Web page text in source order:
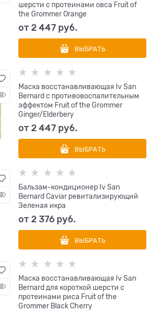
шерсти с протеинами овса Fruit of
the Grommer Orange
от2 447 руб.
ВЫБРАТЬ
Маска восстанавливающая Iv San
Bernard с противовоспалительным
эффектом Fruit of the Grommer
Ginger/Elderbery
от2 447 руб.
ВЫБРАТЬ
Бальзам-кондиционер Iv San
Bernard Caviar ревитализирующий
Зеленая икра
от2 376 руб.
ВЫБРАТЬ
Маска восстанавливающая Iv San
Bernard для короткой шерсти с
протеинами риса Fruit of the
Grommer Black Cherry